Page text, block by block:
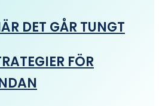
DET GÅR TUNGT
FÖR